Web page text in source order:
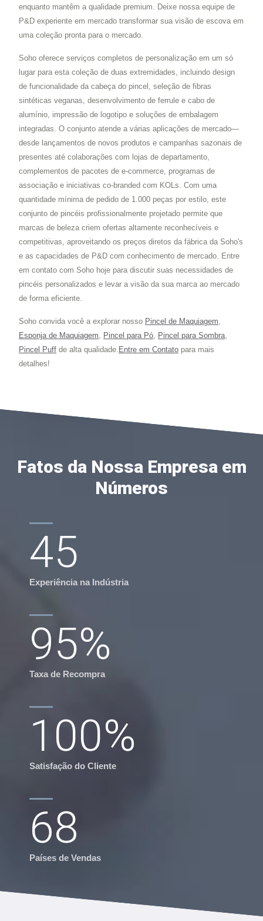
enquanto mantêm a qualidade premium. Deixe nossa equipe de
P&D experiente em mercado transformar sua visão de escova em
uma coleção pronta para o mercado.
Soho oferece serviços completos de personalização em um só
lugar para esta coleção de duas extremidades, incluindo design
de funcionalidade da cabeça do pincel, seleção de fibras
sintéticas veganas, desenvolvimento de ferrule e cabo de
alumínio, impressão de logotipo e soluções de embalagem
integradas. O conjunto atende a várias aplicações de mercado—
desde lançamentos de novos produtos e campanhas sazonais de
presentes até colaborações com lojas de departamento,
complementos de pacotes de e-commerce, programas de
associação e iniciativas co-branded com KOLs. Com uma
quantidade mínima de pedido de 1.000 peças por estilo, este
conjunto de pincéis profissionalmente projetado permite que
marcas de beleza criem ofertas altamente reconhecíveis e
competitivas, aproveitando os preços diretos da fábrica da Soho's
e as capacidades de P&D com conhecimento de mercado. Entre
em contato com Soho hoje para discutir suas necessidades de
pincéis personalizados e levar a visão da sua marca ao mercado
de forma eficiente.
Soho convida você a explorar nosso Pincel de Maquiagem,
Esponja de Maquiagem, Pincel para Pó, Pincel para Sombra,
Pincel Puff de alta qualidade. Entre em Contato para mais
detalhes!
Fatos da Nossa Empresa em
Números
45
Experiência na Indústria
95%
Taxa de Recompra
100%
Satisfação do Cliente
68
Países de Vendas